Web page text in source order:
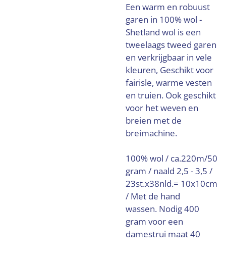
Een warm en robuust
garen in 100% wol -
Shetland wol is een
tweelaags tweed garen
en verkrijgbaar in vele
kleuren, Geschikt voor
fairisle, warme vesten
en truien. Ook geschikt
voor het weven en
breien met de
breimachine.
100% wol / ca.220m/50
gram / naald 2,5 - 3,5 /
23st.x38nld.= 10x10cm
/ Met de hand
wassen. Nodig 400
gram voor een
damestrui maat 40